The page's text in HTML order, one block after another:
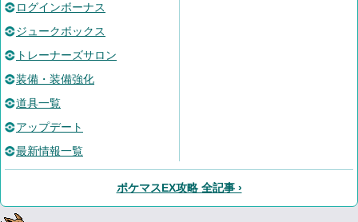
ログインボーナス
ジュークボックス
トレーナーズサロン
装備・装備強化
道具一覧
アップデート
最新情報一覧
ポケマスEX攻略 全記事 ›